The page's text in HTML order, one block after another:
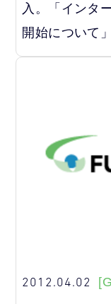
入。「インタ
開始について」
2012.04.02